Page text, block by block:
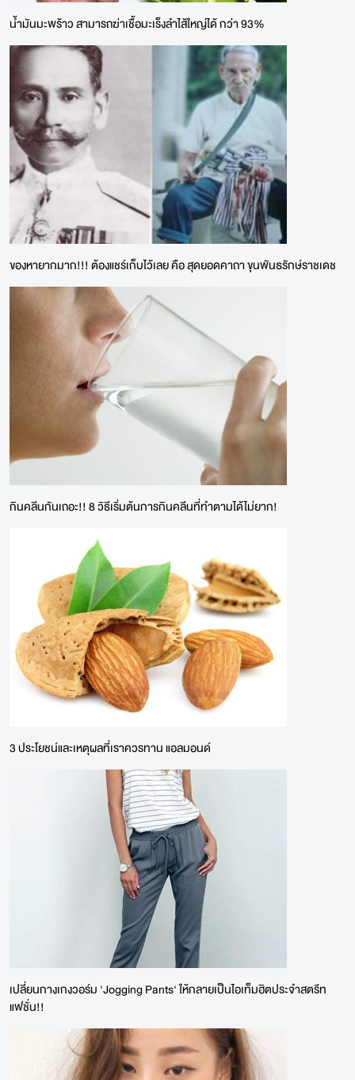
น้ำมันมะพร้าว สามารถฆ่าเชื้อมะเร็งลำไส้ใหญ่ได้ กว่า 93%
ของหายากมาก!!! ต้องแชร์เก็บไว้เลย คือ สุดยอดคาถา ขุนพันธรักษ์ราชเดช
กินคลีนกันเถอะ!! 8 วิธีเริ่มต้นการกินคลีนที่ทำตามได้ไม่ยาก!
3 ประโยชน์และเหตุผลที่เราควรทาน แอลมอนด์
เปลี่ยนกางเกงวอร์ม 'Jogging Pants' ให้กลายเป็นไอเท็มฮิตประจำสตรีท
แฟชั่น!!